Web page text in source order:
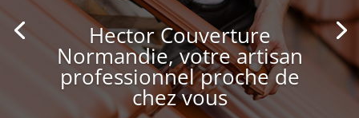
Hector Couverture
Normandie, votre artisan
professionnel proche de
chez vous